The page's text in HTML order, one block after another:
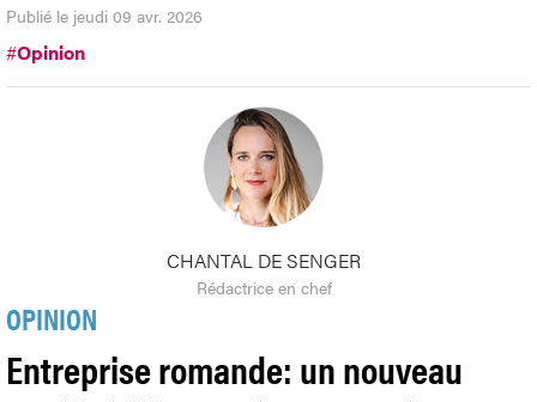
Publié le jeudi 09 avr. 2026
#Opinion
CHANTAL DE SENGER
Rédactrice en chef
OPINION
Entreprise romande: un nouveau